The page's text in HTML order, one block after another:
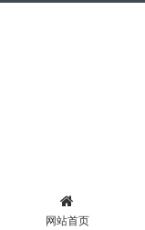
网站首页